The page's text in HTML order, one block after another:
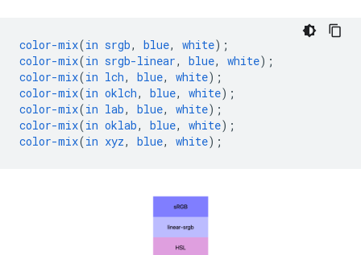
color-mix(in srgb, blue, white);
color-mix(in srgb-linear, blue, white);
color-mix(in lch, blue, white);
color-mix(in oklch, blue, white);
color-mix(in lab, blue, white);
color-mix(in oklab, blue, white);
color-mix(in xyz, blue, white);